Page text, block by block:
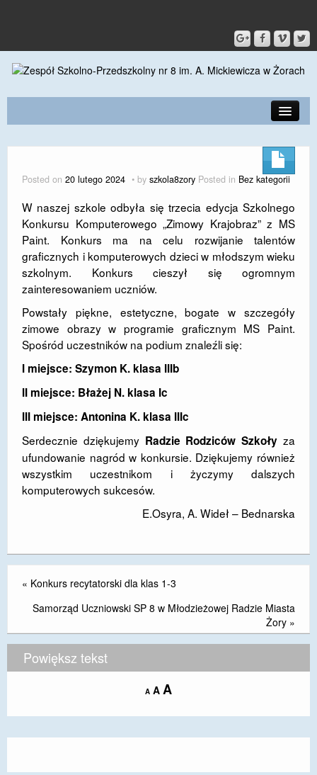
DLA RODZICÓW I UCZNIÓW
DLA PRACOWNIKÓW
GALERIA
SPORT
DOSTĘPNOŚĆ
POLITYKA PRYWATNOŚCI
RODO
EGZAMIN ÓSMOKLASISTY
STANDARDY OCHRONY MAŁOLETNICH
PROJEKT ,,SZKOŁY Z JAKOŚCIĄ – ROZWÓJ
KSZTAŁCENIA OGÓLNEGO NA TERENIE MIASTA
mLegitymacja
Posted on 20 lutego 2024 by szkola8zory Posted in Bez kategorii
W naszej szkole odbyła się trzecia edycja Szkolnego
Konkursu Komputerowego „Zimowy Krajobraz” z MS
Paint. Konkurs ma na celu rozwijanie talentów
graficznych i komputerowych dzieci w młodszym wieku
szkolnym. Konkurs cieszył się ogromnym
zainteresowaniem uczniów.
Powstały piękne, estetyczne, bogate w szczegóły
zimowe obrazy w programie graficznym MS Paint.
Spośród uczestników na podium znaleźli się:
I miejsce: Szymon K. klasa IIIb
II miejsce: Błażej N. klasa Ic
III miejsce: Antonina K. klasa IIIc
Serdecznie dziękujemy Radzie Rodziców Szkoły za
ufundowanie nagród w konkursie. Dziękujemy również
wszystkim uczestnikom i życzymy dalszych
komputerowych sukcesów.
E.Osyra, A. Wideł – Bednarska
« Konkurs recytatorski dla klas 1-3
Samorząd Uczniowski SP 8 w Młodzieżowej Radzie Miasta
Żory »
Powiększ tekst
A Decrease
size.
A Reset
size.
AIncrease
size.